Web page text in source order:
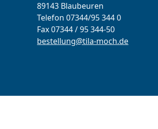
89143 Blaubeuren
Telefon 07344/95 344 0
Fax 07344 / 95 344-50
bestellung@tila-moch.de